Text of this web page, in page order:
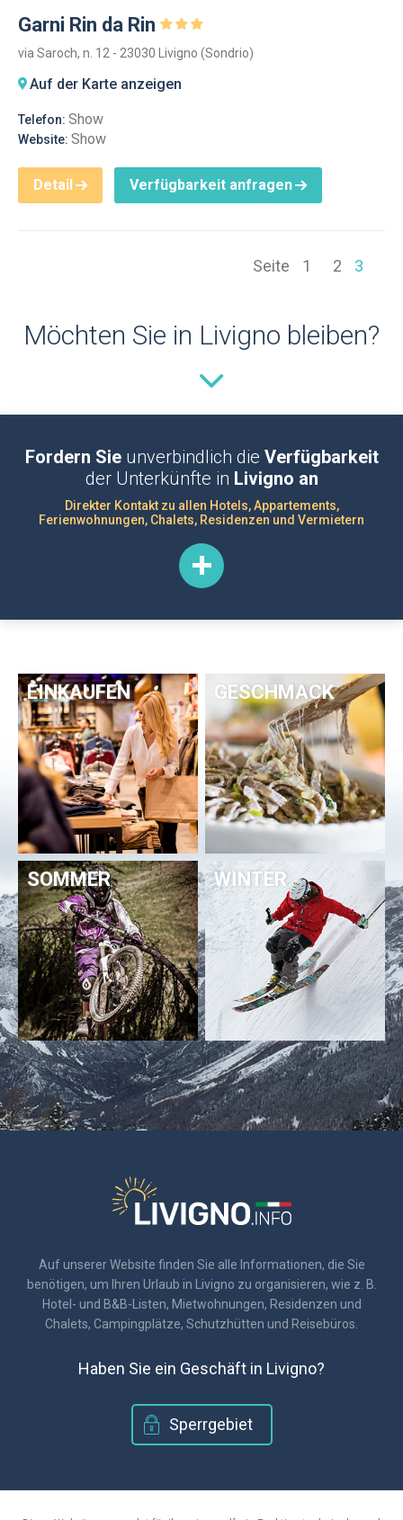
Garni Rin da Rin
via Saroch, n. 12 - 23030 Livigno (Sondrio)
Auf der Karte anzeigen
Telefon: Show
Website: Show
Detail Verfügbarkeit anfragen
Seite 1 2 3
Möchten Sie in Livigno bleiben?
Fordern Sieunverbindlich die Verfügbarkeit
der Unterkünfte in Livigno an
Direkter Kontakt zu allen Hotels, Appartements,
Ferienwohnungen, Chalets, Residenzen und Vermietern
EINKAUFEN GESCHMACK
SOMMER WINTER
Auf unserer Website finden Sie alle Informationen, die Sie
benötigen, um Ihren Urlaub in Livigno zu organisieren, wie z. B.
Hotel- und B&B-Listen, Mietwohnungen, Residenzen und
Chalets, Campingplätze, Schutzhütten und Reisebüros.
Haben Sie ein Geschäft in Livigno?
Sperrgebiet